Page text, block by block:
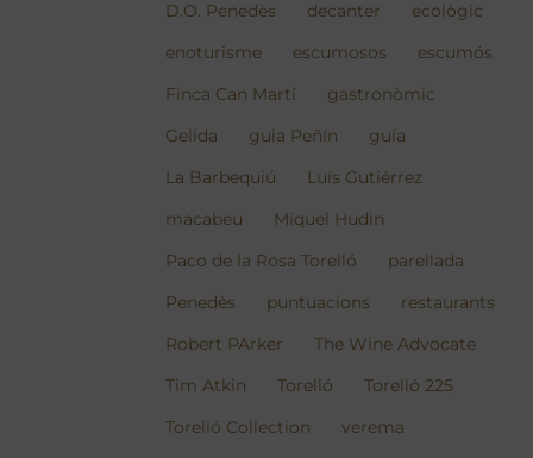
D.O. Penedès decanter ecològic
enoturisme escumosos escumós
Finca Can Martí gastronòmic
Gelida guia Peñín guía
La Barbequiú Luís Gutiérrez
macabeu Miquel Hudin
Paco de la Rosa Torelló parellada
Penedès puntuacions restaurants
Robert PArker The Wine Advocate
Tim Atkin Torelló Torelló 225
Torelló Collection verema